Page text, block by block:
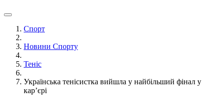
Спорт
Новини Спорту
Теніс
Українська тенісистка вийшла у найбільший фінал у
кар’єрі